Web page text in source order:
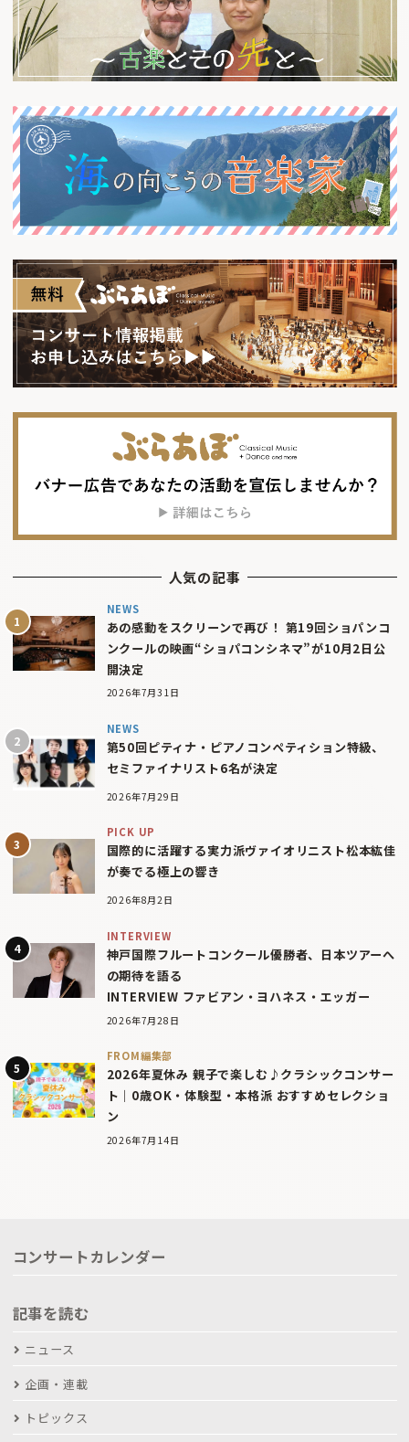
人気の記事
NEWS
あの感動をスクリーンで再び！ 第19回ショパンコ
ンクールの映画“ショパコンシネマ”が10月2日公
開決定
2026年7月31日
NEWS
第50回ピティナ・ピアノコンペティション特級、
セミファイナリスト6名が決定
2026年7月29日
PICK UP
国際的に活躍する実力派ヴァイオリニスト松本紘佳
が奏でる極上の響き
2026年8月2日
INTERVIEW
神戸国際フルートコンクール優勝者、日本ツアーへ
の期待を語る
INTERVIEW ファビアン・ヨハネス・エッガー
2026年7月28日
FROM編集部
2026年夏休み 親子で楽しむ♪クラシックコンサー
ト｜0歳OK・体験型・本格派 おすすめセレクショ
ン
2026年7月14日
コンサートカレンダー
記事を読む
ニュース
企画・連載
トピックス